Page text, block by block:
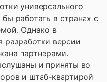
универсального
работать в странах с
Однако в
разработки версии
партнерами.
и приняты во
и штаб-квартирой